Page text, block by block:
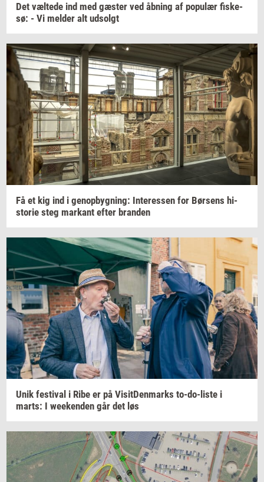
Det væl­te­de ind med gæ­ster ved åb­ning af po­pu­lær fi­ske­
sø: - Vi mel­der alt ud­solgt
Få et kig ind i genop­byg­ning: In­ter­es­sen for Bør­sens hi­
sto­rie steg mar­kant efter bran­den
Unik festi­val i Ribe er på Vi­sit­Den­marks to-​do-liste i
marts: I we­e­ken­den går det løs